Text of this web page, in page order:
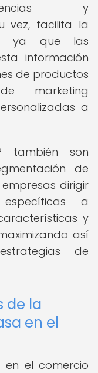
y
vez, facilita la
ya que las
información
de productos
marketing
a
también son
de
dirigir
a
y
así
de
de la
en el
en el comercio